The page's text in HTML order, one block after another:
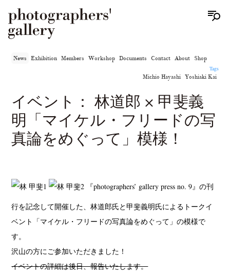
News Exhibition Members Workshop Documents Contact About
Shop
Tags
Michio Hayashi Yoshiaki Kai
イベント： 林道郎 × 甲斐義
明「マイケル・フリードの写
真論をめぐって」模様！
『photographers’ gallery press no. 9』の刊
行を記念して開催した、林道郎氏と甲斐義明氏によるトークイ
ベント「マイケル・フリードの写真論をめぐって」の模様で
す。
沢山の方にご参加いただきました！
イベントの詳細は後日、報告いたします。